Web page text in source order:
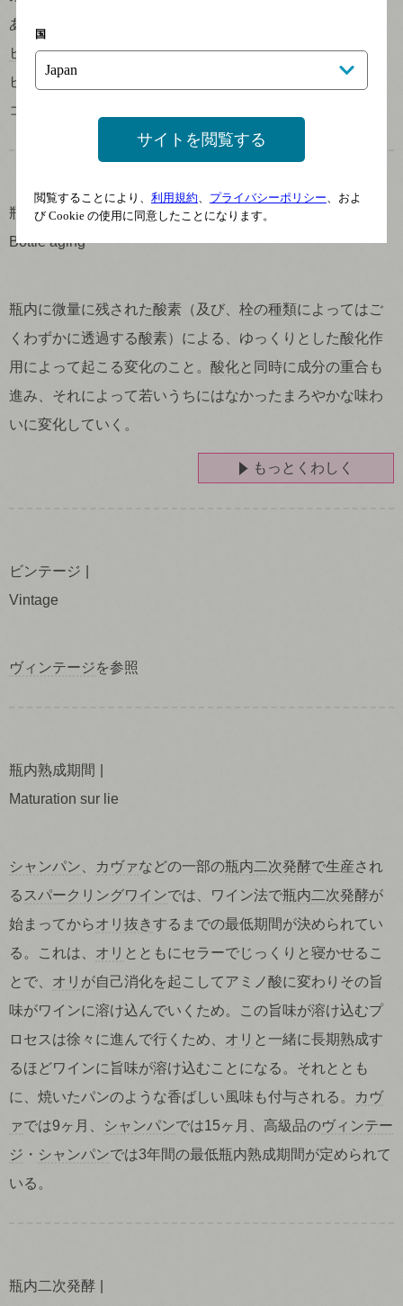
ある。カビ系の
ビ病、晩腐病などが代表的なもの。細菌系の病害としては
ピアース病、ウィルス系の
コーキーバークなど。
瓶熟成
Bottle aging
瓶内に微量に残された酸素（及び、栓の種類によってはご
くわずかに透過する酸素）による、ゆっくりとした酸化作
用によって起こる変化のこと。 酸化と同時に成分の重合も
進み、それによって若いうちにはなかったまろやかな味わ
いに変化していく。
もっとくわしく
ビンテージ
Vintage
ヴィンテージを参照
瓶内熟成期間
Maturation sur lie
シャンパン カヴァなどの一部の瓶内二次発酵で生産され
る スパークリングワインでは、ワイン法で瓶内二次発酵が
始まってからオリ抜きするまでの最低期間が決められてい
る。これは、 オリ とともにセラーでじっくりと寝かせるこ
とで、 オリ が自己消化を起こしてアミノ酸に変わりその旨
味がワインに溶け込んでいくため。この旨味が溶け込むプ
ロセスは徐々に進んで行くため、 オリ と一緒に長期熟成す
るほどワインに旨味が溶け込むことになる。それととも
に、焼いたパンのような香ばしい風味も付与される。
カヴ
ァでは9ヶ月、 シャンパンでは15ヶ月、高級品のヴィンテー
ジ ・ シャンパンでは3年間の最低瓶内熟成期間が定められて
いる。
瓶内二次発酵
国
サイトを閲覧する
閲覧することにより、 利用規約、 プライバシーポリシー、およ
び Cookie の使用に同意したことになります。